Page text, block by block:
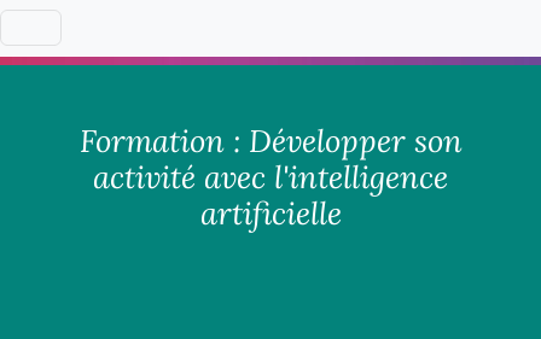
Formation : Développer son
activité avec l'intelligence
artificielle